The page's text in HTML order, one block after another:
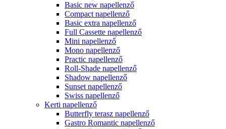
Basic new napellenző
Compact napellenző
Basic extra napellenző
Full Cassette napellenző
Mini napellenző
Mono napellenző
Practic napellenző
Roll-Shade napellenző
Shadow napellenző
Sunset napellenző
Swiss napellenző
Kerti napellenző
Butterfly terasz napellenző
Gastro Romantic napellenző